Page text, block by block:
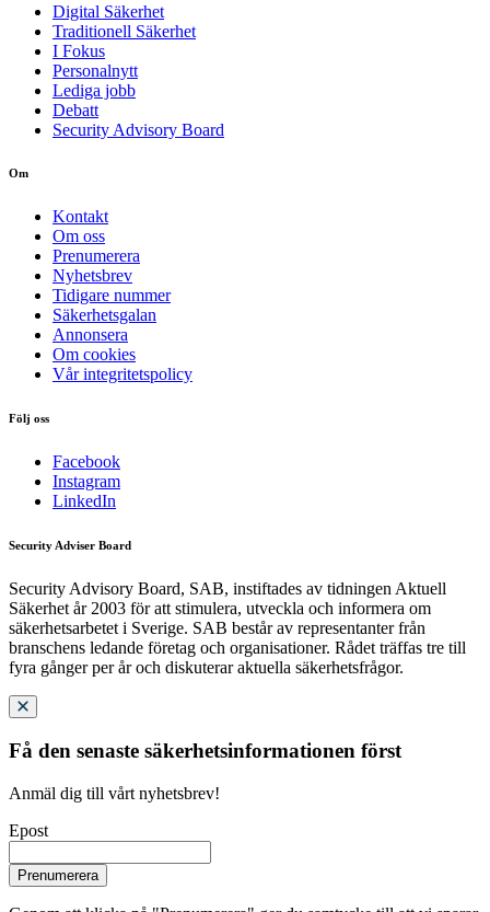
Digital Säkerhet
Traditionell Säkerhet
I Fokus
Personalnytt
Lediga jobb
Debatt
Security Advisory Board
Om
Kontakt
Om oss
Prenumerera
Nyhetsbrev
Tidigare nummer
Säkerhetsgalan
Annonsera
Om cookies
Vår integritetspolicy
Följ oss
Facebook
Instagram
LinkedIn
Security Adviser Board
Security Advisory Board, SAB, instiftades av tidningen Aktuell
Säkerhet år 2003 för att stimulera, utveckla och informera om
säkerhetsarbetet i Sverige. SAB består av representanter från
branschens ledande företag och organisationer. Rådet träffas tre till
fyra gånger per år och diskuterar aktuella säkerhetsfrågor.
Få den senaste säkerhetsinformationen först
Anmäl dig till vårt nyhetsbrev!
Epost
Prenumerera